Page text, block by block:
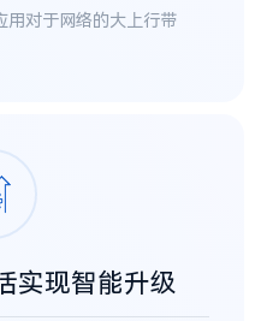
用对于网络的大上行带
实现智能升级